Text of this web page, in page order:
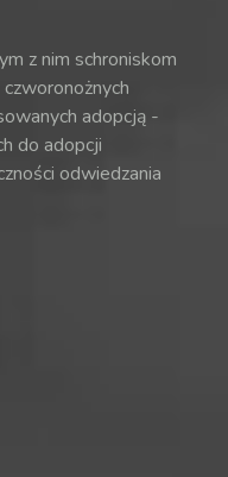
z nim schroniskom
adopcją -
do adopcji
odwiedzania